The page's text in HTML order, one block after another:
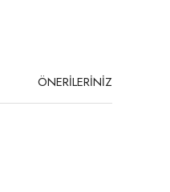
ÖNERİLERİNİZ